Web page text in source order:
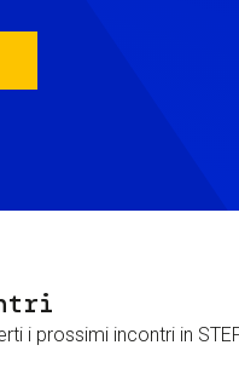
i prossimi incontri in